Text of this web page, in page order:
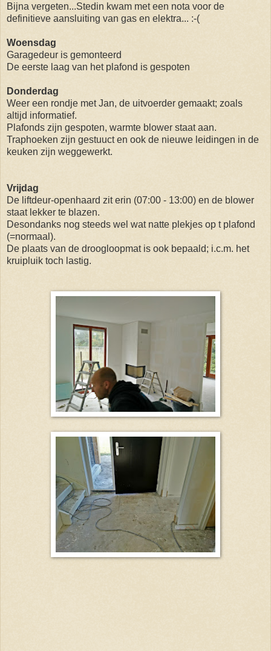
Bijna vergeten...Stedin kwam met een nota voor de
definitieve aansluiting van gas en elektra... :-(
Woensdag
Garagedeur is gemonteerd
De eerste laag van het plafond is gespoten
Donderdag
Weer een rondje met Jan, de uitvoerder gemaakt; zoals
altijd informatief.
Plafonds zijn gespoten, warmte blower staat aan.
Traphoeken zijn gestuuct en ook de nieuwe leidingen in de
keuken zijn weggewerkt.
Vrijdag
De liftdeur-openhaard zit erin (07:00 - 13:00) en de blower
staat lekker te blazen.
Desondanks nog steeds wel wat natte plekjes op t plafond
(=normaal).
De plaats van de droogloopmat is ook bepaald; i.c.m. het
kruipluik toch lastig.